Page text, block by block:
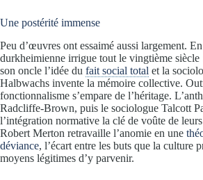
Une postérité immense
Peu d’œuvres ont essaimé aussi largement.
durkheimienne irrigue tout le vingtième siècle
son oncle l’idée du fait social total et la
Halbwachs invente la mémoire collective.
fonctionnalisme s’empare de l’héritage.
Radcliffe-Brown, puis le sociologue Talcott
l’intégration normative la clé de voûte de leurs
Robert Merton retravaille l’anomie en une
déviance, l’écart entre les buts que la culture
moyens légitimes d’y parvenir.